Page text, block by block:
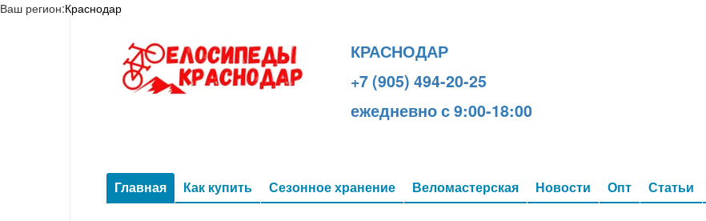
Ваш регион:Краснодар
КРАСНОДАР
+7 (905) 494-20-25
ежедневно с 9:00-18:00
Главная Как купить Сезонное хранение Веломастерская Новости Опт Статьи